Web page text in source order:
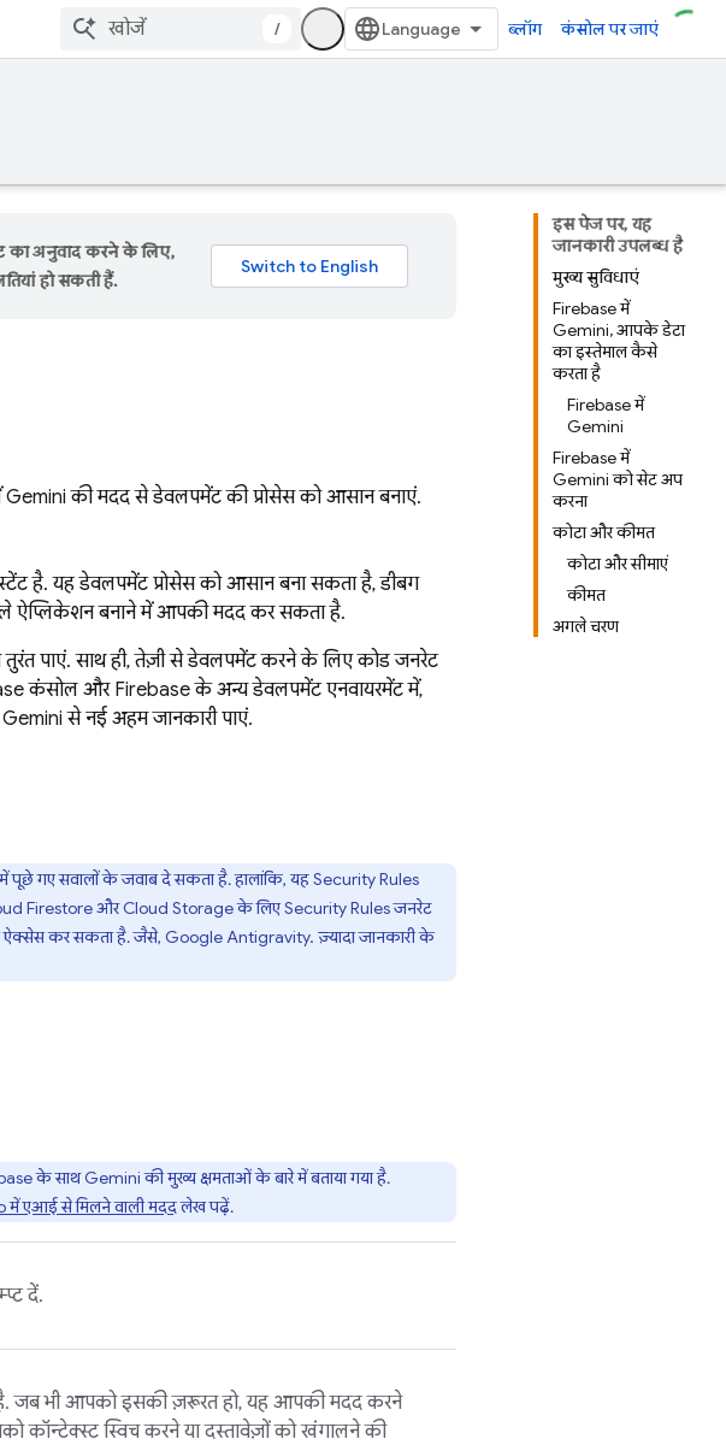
/ ब्लॉग कंसोल पर जाएं
इस पेज पर, यह
जानकारी उपलब्ध है
मुख्य सुविधाएं
Firebase में
Gemini, आपके डेटा
का इस्तेमाल कैसे
करता है
Firebase में
Gemini
Firebase में
Gemini को सेट अप
करना
कोटा और कीमत
कोटा और सीमाएं
कीमत
अगले चरण
का अनुवाद करने के लिए,
हो सकती हैं.
की मदद से डेवलपमेंट की प्रोसेस को आसान बनाएं.
है. यह डेवलपमेंट प्रोसेस को आसान बना सकता है, डीबग
ऐप्लिकेशन बनाने में आपकी मदद कर सकता है.
पाएं. साथ ही, तेज़ी से डेवलपमेंट करने के लिए कोड जनरेट
कंसोल और Firebase के अन्य डेवलपमेंट एनवायरमेंट में,
से नई अहम जानकारी पाएं.
पूछे गए सवालों के जवाब दे सकता है. हालांकि, यहSecurity Rules
FirestoreऔरCloud Storageके लिएSecurity Rulesजनरेट
कर सकता है. जैसे, Google Antigravity. ज़्यादा जानकारी के
के साथ Gemini की मुख्य क्षमताओं के बारे में बताया गया है.
में एआई से मिलने वाली मददलेख पढ़ें.
दें.
जब भी आपको इसकी ज़रूरत हो, यह आपकी मदद करने
कॉन्टेक्स्ट स्विच करने या दस्तावेज़ों को खंगालने की